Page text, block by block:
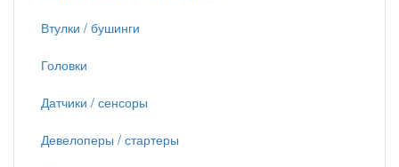
Втулки / бушинги
Головки
Датчики / сенсоры
Девелоперы / стартеры